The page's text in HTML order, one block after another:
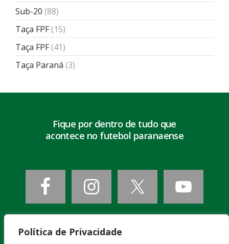
Política de Privacidade
Sub-20 (88)
Taça FPF(15)
Taça FPF(41)
Taça Paraná (3)
Fique por dentro de tudo que
acontece no futebol paranaense